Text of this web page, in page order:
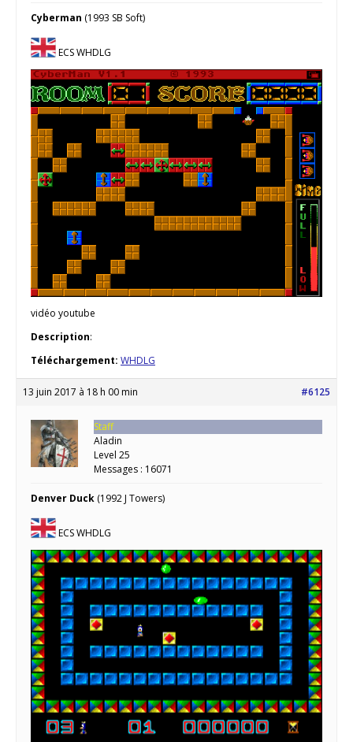
Cyberman (1993 SB Soft)
ECS WHDLG
vidéo youtube
Description:
Téléchargement: WHDLG
13 juin 2017 à 18 h 00 min #6125
Staff
Aladin
Level 25
Messages : 16071
Denver Duck (1992 J Towers)
ECS WHDLG